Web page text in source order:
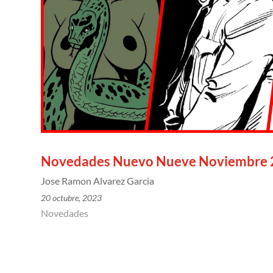
Novedades Nuevo Nueve Noviembre
Jose Ramon Alvarez Garcia
20 octubre, 2023
Novedades